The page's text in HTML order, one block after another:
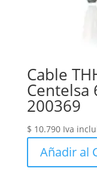
Cable
Centelsa
200369
$ 10.790 Iva
Añadir al